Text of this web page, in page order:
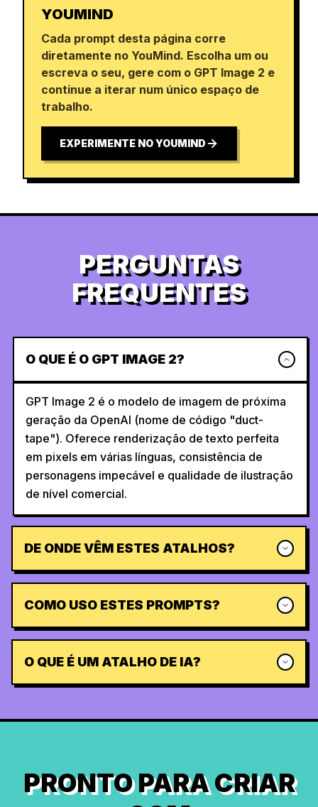
YOUMIND
Cada prompt desta página corre
diretamente no YouMind. Escolha um ou
escreva o seu, gere com o GPT Image 2 e
continue a iterar num único espaço de
trabalho.
EXPERIMENTE NO YOUMIND
PERGUNTAS
FREQUENTES
O QUE É O GPT IMAGE 2?
GPT Image 2 é o modelo de imagem de próxima
geração da OpenAI (nome de código "duct-
tape"). Oferece renderização de texto perfeita
em pixels em várias línguas, consistência de
personagens impecável e qualidade de ilustração
de nível comercial.
DE ONDE VÊM ESTES ATALHOS?
COMO USO ESTES PROMPTS?
O QUE É UM ATALHO DE IA?
PRONTO PARA CRIAR